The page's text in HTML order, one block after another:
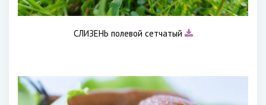
СЛИЗЕНЬ полевой сетчатый